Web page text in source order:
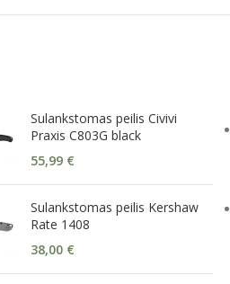
Sulankstomas peilis Civivi
Praxis C803G black
55,99 €
Sulankstomas peilis Kershaw
Rate 1408
38,00 €